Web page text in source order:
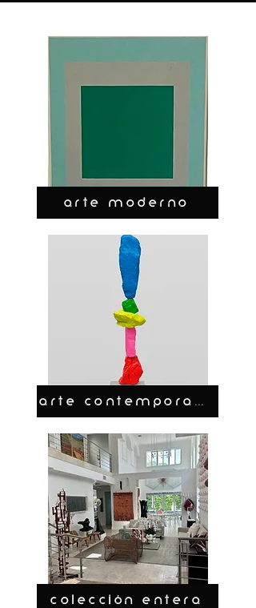
ARTE MODERNO
ARTE CONTEMPORANEO
COLECCIÓN ENTERA